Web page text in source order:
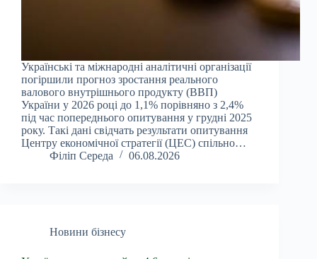
Українські та міжнародні аналітичні організації
погіршили прогноз зростання реального
валового внутрішнього продукту (ВВП)
України у 2026 році до 1,1% порівняно з 2,4%
під час попереднього опитування у грудні 2025
року. Такі дані свідчать результати опитування
Центру економічної стратегії (ЦЕС) спільно…
Філіп Середа
06.08.2026
Новини бізнесу